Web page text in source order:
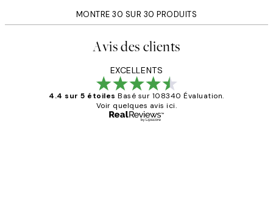
MONTRE 30 SUR 30 PRODUITS
Avis des clients
EXCELLENTS
4.4 sur 5 étoiles Basé sur 108340 Évaluation.
Voir quelques avis ici.